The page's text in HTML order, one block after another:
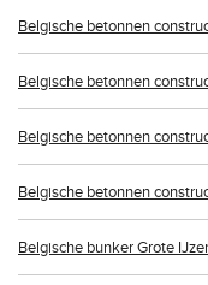
Belgische betonnen
Belgische betonnen
Belgische betonnen
Belgische betonnen
Belgische bunker Grote